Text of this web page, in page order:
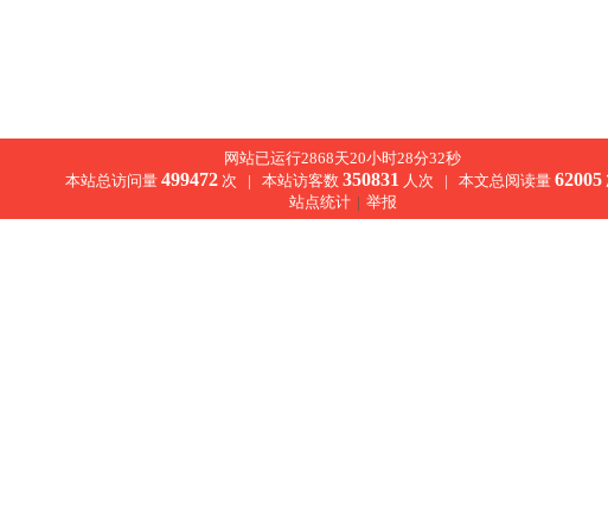
网站已运行2868天20小时28分33秒
本站总访问量 499472次 | 本站访客数 350831 人次 | 本文总阅读量 62005
站点统计 | 举报